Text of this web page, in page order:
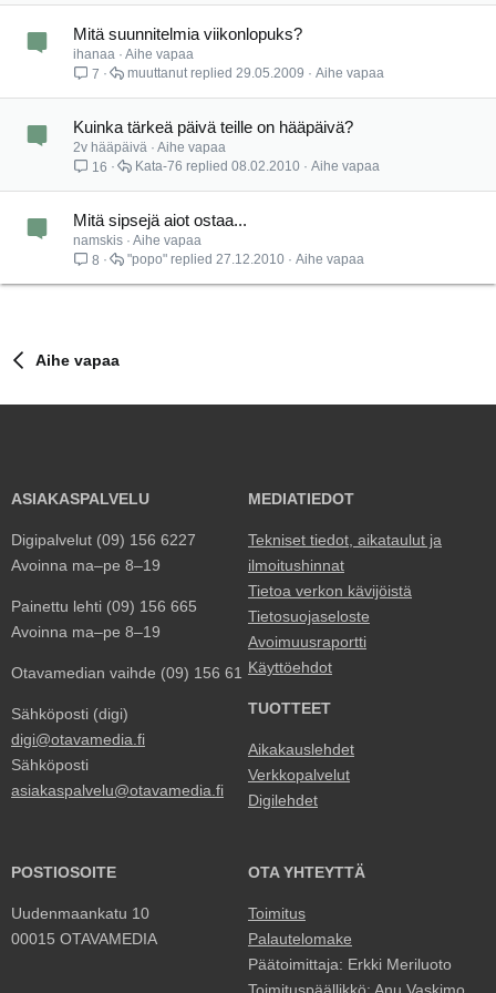
Mitä suunnitelmia viikonlopuks?
ihanaa
Aihe vapaa
7
Aihe vapaa
29.05.2009
muuttanut
Kuinka tärkeä päivä teille on hääpäivä?
2v hääpäivä
Aihe vapaa
16
Aihe vapaa
08.02.2010
Kata-76
Mitä sipsejä aiot ostaa...
namskis
Aihe vapaa
8
Aihe vapaa
27.12.2010
"popo"
Aihe vapaa
ASIAKASPALVELU
Digipalvelut (09) 156 6227
Avoinna ma–pe 8–19
Painettu lehti (09) 156 665
Avoinna ma–pe 8–19
Otavamedian vaihde (09) 156 61
Sähköposti (digi)
digi@otavamedia.fi
Sähköposti
asiakaspalvelu@otavamedia.fi
MEDIATIEDOT
Tekniset tiedot, aikataulut ja
ilmoitushinnat
Tietoa verkon kävijöistä
Tietosuojaseloste
Avoimuusraportti
Käyttöehdot
TUOTTEET
Aikakauslehdet
Verkkopalvelut
Digilehdet
POSTIOSOITE
Uudenmaankatu 10
00015 OTAVAMEDIA
OTA YHTEYTTÄ
Toimitus
Palautelomake
Päätoimittaja: Erkki Meriluoto